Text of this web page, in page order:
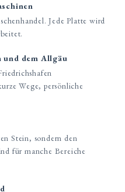
Jede Platte wird
und dem Allgäu
Wege, persönliche
Stein, sondern den
für manche Bereiche